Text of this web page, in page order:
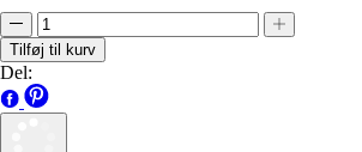
Tilføj til kurv
Del: